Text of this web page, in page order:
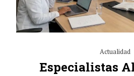
Actualidad
Especialistas